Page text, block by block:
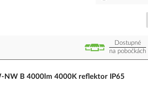
Dostupné
na pobočkách
NW B 4000lm 4000K reflektor IP65